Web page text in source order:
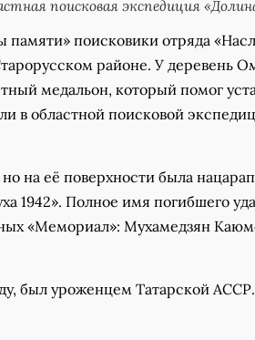
поисковая экспедиция
памяти» поисковики отряда
районе. У деревень
медальон, который помог
в областной поисковой
на её поверхности была
1942». Полное имя погибшего
«Мемориал»: Мухамедзян
был уроженцем Татарской